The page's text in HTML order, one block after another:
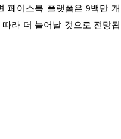
페이스북 플랫폼은 9백만 개
라 더 늘어날 것으로 전망됩